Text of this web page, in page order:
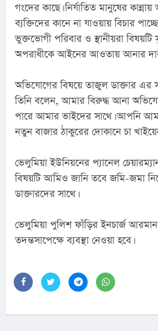
গংদের কাছে। নির্যাতিত মানুষের
ব্যক্তিদের কানে না যাওয়ায় বিচার
ভুক্তভোগী পরিবার ও স্থানীয়রা বিষয়টি
অপরাধীকে আইনের আওতায় আনার
অভিযোগের বিষয়ে তাজুল ডাক্তার এর
তিনি বলেন, আমার বিরুদ্ধ আনা
পারে আমার ভাইদের সাথে। আপনি
নতুন বাজার ঠাকুরের দোকানে চা
ভেলুমিয়া ইউনিয়নের প্যানেল
বিষয়টি আমিও জানি তবে জমি-জমা
ডাক্তারদের সাথে।
ভেলুমিয়া পুলিশ ফাঁড়ির ইনচার্জ
তদন্তসাপেক্ষে ব্যবস্থা নেওয়া হবে।